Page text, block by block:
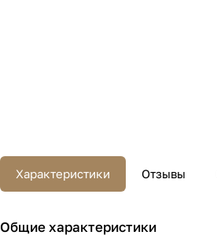
Характеристики Отзывы
Общие характеристики